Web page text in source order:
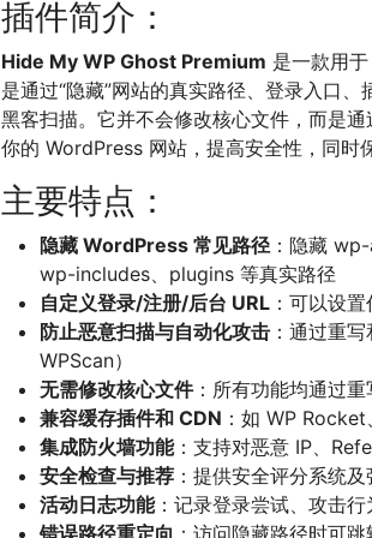
插件简介：
Hide My WP Ghost Premium 是一款用
是通过“隐藏”网站的真实路径、登录入口
黑客扫描。它并不会修改核心文件，而是
你的 WordPress 网站，提高安全性，同时
主要特点：
隐藏 WordPress 常见路径：隐藏
wp-includes、plugins 等真实路径
自定义登录/注册/后台 URL ：可以设
防止恶意扫描与自动化攻击 ：通过重
WPScan）
无需修改核心文件：所有功能均通过
兼容缓存插件和 CDN ：如 WP
集成防火墙功能：支持对恶意 IP、
安全检查与推荐 ：提供安全评分系统
活动日志功能：记录登录尝试、攻击